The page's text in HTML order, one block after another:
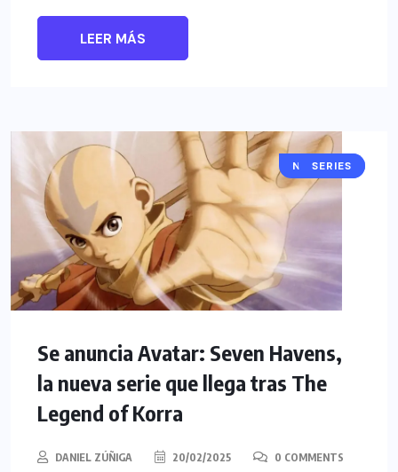
LEER MÁS
NOTICIAS
SERIES
Se anuncia Avatar: Seven Havens,
la nueva serie que llega tras The
Legend of Korra
DANIEL ZÚÑIGA 20/02/2025 0 COMMENTS